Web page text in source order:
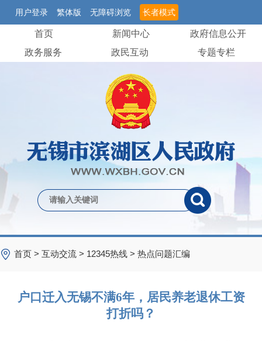
用户登录 繁体版 无障碍浏览 长者模式
首页 新闻中心
政府信息公开
政务服务
政民互动 专题专栏
首页 > 互动交流 > 12345热线 > 热点问题汇编
户口迁入无锡不满6年，居民养老退休工资
打折吗？